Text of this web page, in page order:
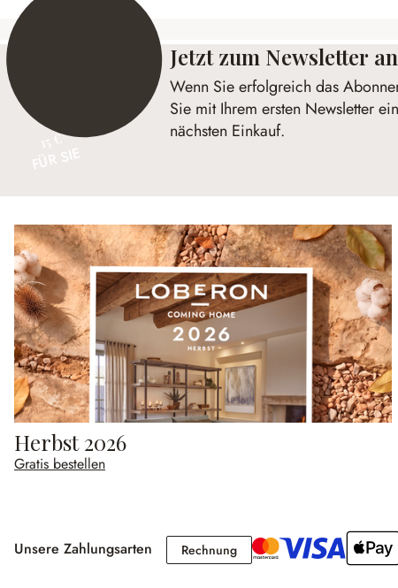
15 €
Jetzt zum Newsletter
Wenn Sie erfolgreich das
Sie mit Ihrem ersten Newsletter
nächsten Einkauf.
Herbst 2026
Gratis bestellen
Unsere Zahlungsarten RechnungRechnung